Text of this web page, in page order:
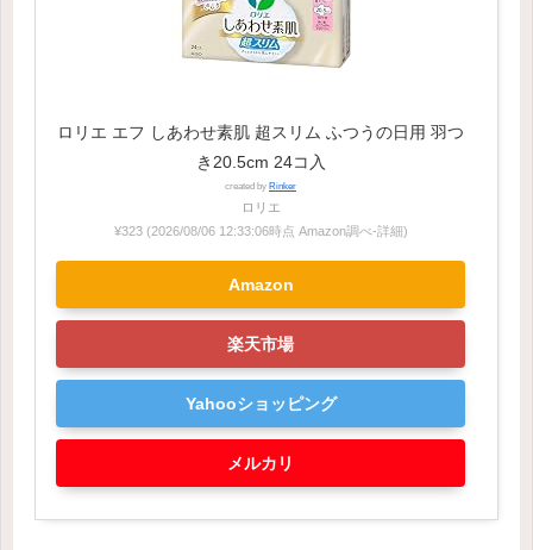
ロリエ エフ しあわせ素肌 超スリム ふつうの日用 羽つ
き20.5cm 24コ入
created by Rinker
ロリエ
¥323 (2026/08/06 12:33:06時点 Amazon調べ-詳細)
Amazon
楽天市場
Yahooショッピング
メルカリ